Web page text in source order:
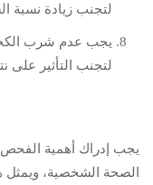
لتجنب زيادة نسبة
لتجنب التأثير على
يجب إدراك أهمية
الصحة الشخصية، ويمثل